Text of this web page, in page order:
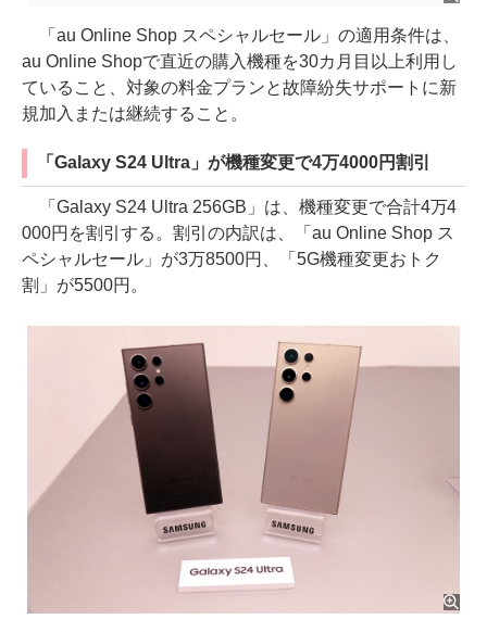
「au Online Shop スペシャルセール」の適用条件は、
au Online Shopで直近の購入機種を30カ月目以上利用し
ていること、対象の料金プランと故障紛失サポートに新
規加入または継続すること。
「Galaxy S24 Ultra」が機種変更で4万4000円割引
「Galaxy S24 Ultra 256GB」は、機種変更で合計4万4
000円を割引する。割引の内訳は、「au Online Shop ス
ペシャルセール」が3万8500円、「5G機種変更おトク
割」が5500円。